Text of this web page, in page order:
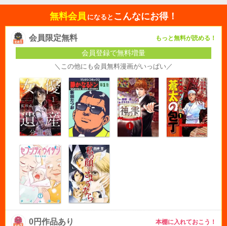
無料会員 になると こんなにお得！
会員限定無料 もっと無料が読める！
会員登録で無料増量
＼この他にも会員無料漫画がいっぱい／
0円作品あり 本棚に入れておこう！